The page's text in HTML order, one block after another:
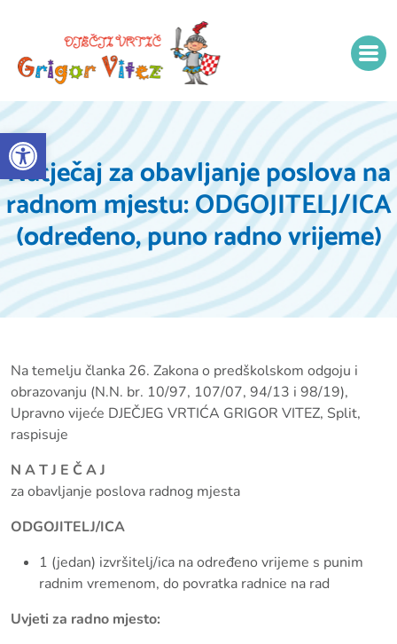
Open toolbar
Natječaj za obavljanje poslova na
radnom mjestu: ODGOJITELJ/ICA
(određeno, puno radno vrijeme)
Na temelju članka 26. Zakona o predškolskom odgoju i
obrazovanju (N.N. br. 10/97, 107/07, 94/13 i 98/19),
Upravno vijeće DJEČJEG VRTIĆA GRIGOR VITEZ, Split,
raspisuje
N A T J E Č A J
za obavljanje poslova radnog mjesta
ODGOJITELJ/ICA
1 (jedan) izvršitelj/ica na određeno vrijeme s punim
radnim vremenom, do povratka radnice na rad
Uvjeti za radno mjesto: